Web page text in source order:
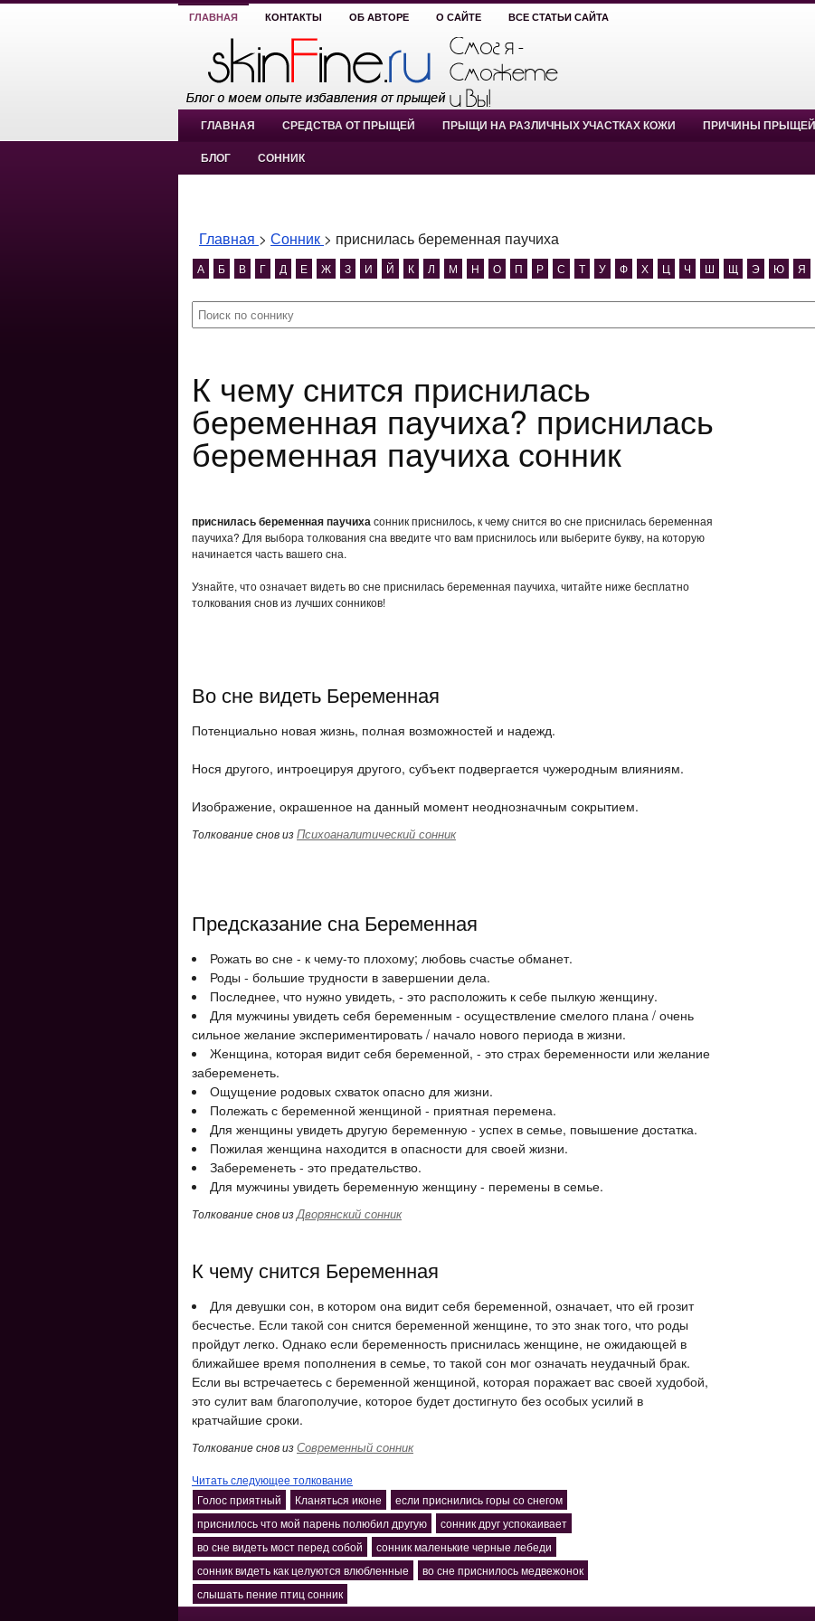
ГЛАВНАЯ КОНТАКТЫ ОБ АВТОРЕ О САЙТЕ ВСЕ СТАТЬИ САЙТА
ГЛАВНАЯ СРЕДСТВА ОТ ПРЫЩЕЙ ПРЫЩИ НА РАЗЛИЧНЫХ УЧАСТКАХ КОЖИ ПРИЧИНЫ ПРЫЩЕЙ
БЛОГ СОННИК
Главная > Сонник > приснилась беременная паучиха
А Б В Г Д Е Ж З И Й К Л М Н О П Р С Т У Ф Х Ц Ч Ш Щ Э Ю Я
К чему снится приснилась
беременная паучиха? приснилась
беременная паучиха сонник
приснилась беременная паучихасонник приснилось, к чему снится во сне приснилась беременная
паучиха? Для выбора толкования сна введите что вам приснилось или выберите букву, на которую
начинается часть вашего сна.
Узнайте, что означает видеть во сне приснилась беременная паучиха, читайте ниже бесплатно
толкования снов из лучших сонников!
Во сне видеть Беременная
Потенциально новая жизнь, полная возможностей и надежд.
Нося другого, интроецируя другого, субъект подвергается чужеродным влияниям.
Изображение, окрашенное на данный момент неоднозначным сокрытием.
Толкование снов изПсихоаналитический сонник
Предсказание сна Беременная
Рожать во сне - к чему-то плохому; любовь счастье обманет.
Роды - большие трудности в завершении дела.
Последнее, что нужно увидеть, - это расположить к себе пылкую женщину.
Для мужчины увидеть себя беременным - осуществление смелого плана / очень
сильное желание экспериментировать / начало нового периода в жизни.
Женщина, которая видит себя беременной, - это страх беременности или желание
забеременеть.
Ощущение родовых схваток опасно для жизни.
Полежать с беременной женщиной - приятная перемена.
Для женщины увидеть другую беременную - успех в семье, повышение достатка.
Пожилая женщина находится в опасности для своей жизни.
Забеременеть - это предательство.
Для мужчины увидеть беременную женщину - перемены в семье.
Толкование снов изДворянский сонник
К чему снится Беременная
Для девушки сон, в котором она видит себя беременной, означает, что ей грозит
бесчестье. Если такой сон снится беременной женщине, то это знак того, что роды
пройдут легко. Однако если беременность приснилась женщине, не ожидающей в
ближайшее время пополнения в семье, то такой сон мог означать неудачный брак.
Если вы встречаетесь с беременной женщиной, которая поражает вас своей худобой,
это сулит вам благополучие, которое будет достигнуто без особых усилий в
кратчайшие сроки.
Толкование снов изСовременный сонник
Читать следующее толкование
Голос приятный
Кланяться иконе
если приснились горы со снегом
приснилось что мой парень полюбил другую
сонник друг успокаивает
во сне видеть мост перед собой
сонник маленькие черные лебеди
сонник видеть как целуются влюбленные
во сне приснилось медвежонок
слышать пение птиц сонник